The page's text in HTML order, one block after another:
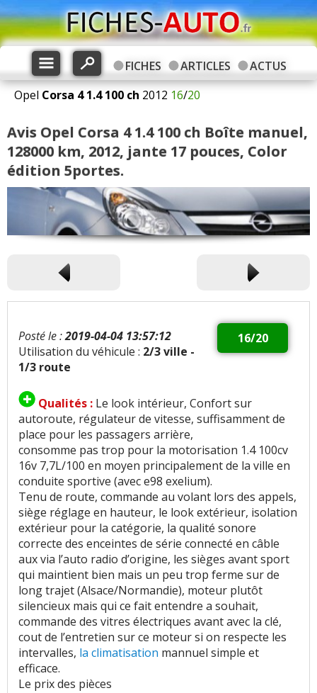
FICHES ARTICLES
ACTUS
Opel Corsa 4 1.4 100 ch 2012 16/20
Avis Opel Corsa 4 1.4 100 ch Boîte manuel,
128000 km, 2012, jante 17 pouces, Color
édition 5portes.
16/20
Posté le :2019-04-04 13:57:12
Utilisation du véhicule : 2/3 ville -
1/3 route
Qualités : Le look intérieur, Confort sur
autoroute, régulateur de vitesse, suffisamment de
place pour les passagers arrière,
consomme pas trop pour la motorisation 1.4 100cv
16v 7,7L/100 en moyen principalement de la ville en
conduite sportive (avec e98 exelium).
Tenu de route, commande au volant lors des appels,
siège réglage en hauteur, le look extérieur, isolation
extérieur pour la catégorie, la qualité sonore
correcte des enceintes de série connecté en câble
aux via l’auto radio d’origine, les sièges avant sport
qui maintient bien mais un peu trop ferme sur de
long trajet (Alsace/Normandie), moteur plutôt
silencieux mais qui ce fait entendre a souhait,
commande des vitres électriques avant avec la clé,
cout de l’entretien sur ce moteur si on respecte les
intervalles, la climatisation mannuel simple et
efficace.
Le prix des pièces